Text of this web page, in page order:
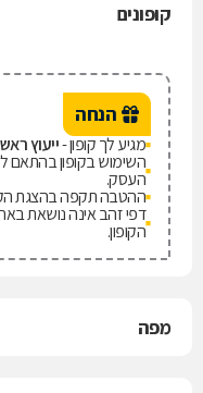
קופונים
הנחה
מגיע לך קופון -ייעוץ
השימוש בקופון בהתאם
העסק.
ההטבה תקפה בהצגת
דפי זהב אינה נושאת
הקופון.
מפה